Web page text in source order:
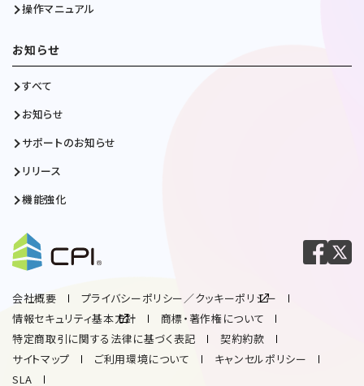
操作マニュアル
お知らせ
すべて
お知らせ
サポートのお知らせ
リリース
機能強化
会社概要
プライバシーポリシー／クッキーポリシー
情報セキュリティ基本方針
商標・著作権について
特定商取引に関する法律に基づく表記
契約約款
サイトマップ
ご利用環境について
キャンセルポリシー
SLA